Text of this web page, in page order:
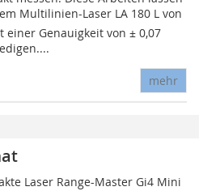
Multilinien-Laser LA 180 L von
einer Genauigkeit von ± 0,07
mehr
Laser Range-Master Gi4 Mini